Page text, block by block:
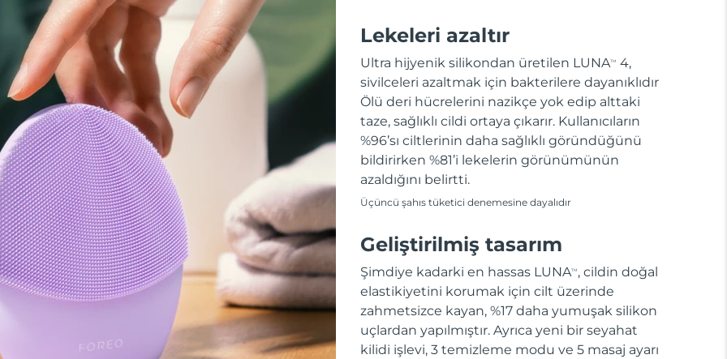
Lekeleri azaltır
Ultra hijyenik silikondan üretilen LUNATM
4,
sivilceleri azaltmak için bakterilere dayanıklıdır
Ölü deri hücrelerini nazikçe yok edip alttaki
taze, sağlıklı cildi ortaya çıkarır. Kullanıcıların
%96’sı ciltlerinin daha sağlıklı göründüğünü
bildirirken %81’i lekelerin görünümünün
azaldığını belirtti.
Üçüncü şahıs tüketici denemesine dayalıdır
Geliştirilmiş tasarım
Şimdiye kadarki en hassas LUNATM , cildin doğal
elastikiyetini korumak için cilt üzerinde
zahmetsizce kayan, %17 daha yumuşak silikon
uçlardan yapılmıştır. Ayrıca yeni bir seyahat
kilidi işlevi, 3 temizleme modu ve 5 masaj ayarı